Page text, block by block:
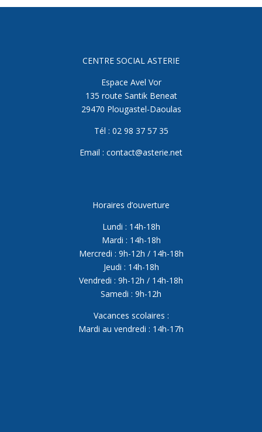
CENTRE SOCIAL ASTERIE
Espace Avel Vor
135 route Santik Beneat
29470 Plougastel-Daoulas
Tél : 02 98 37 57 35
Email : contact@asterie.net
Horaires d’ouverture
Lundi : 14h-18h
Mardi : 14h-18h
Mercredi : 9h-12h / 14h-18h
Jeudi : 14h-18h
Vendredi : 9h-12h / 14h-18h
Samedi : 9h-12h
Vacances scolaires :
Mardi au vendredi : 14h-17h